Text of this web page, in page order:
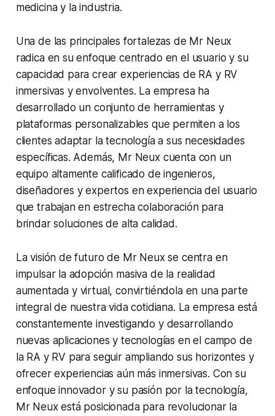
medicina y la industria.
Una de las principales fortalezas de Mr Neux
radica en su enfoque centrado en el usuario y su
capacidad para crear experiencias de RA y RV
inmersivas y envolventes. La empresa ha
desarrollado un conjunto de herramientas y
plataformas personalizables que permiten a los
clientes adaptar la tecnología a sus necesidades
específicas. Además, Mr Neux cuenta con un
equipo altamente calificado de ingenieros,
diseñadores y expertos en experiencia del usuario
que trabajan en estrecha colaboración para
brindar soluciones de alta calidad.
La visión de futuro de Mr Neux se centra en
impulsar la adopción masiva de la realidad
aumentada y virtual, convirtiéndola en una parte
integral de nuestra vida cotidiana. La empresa está
constantemente investigando y desarrollando
nuevas aplicaciones y tecnologías en el campo de
la RA y RV para seguir ampliando sus horizontes y
ofrecer experiencias aún más inmersivas. Con su
enfoque innovador y su pasión por la tecnología,
Mr Neux está posicionada para revolucionar la